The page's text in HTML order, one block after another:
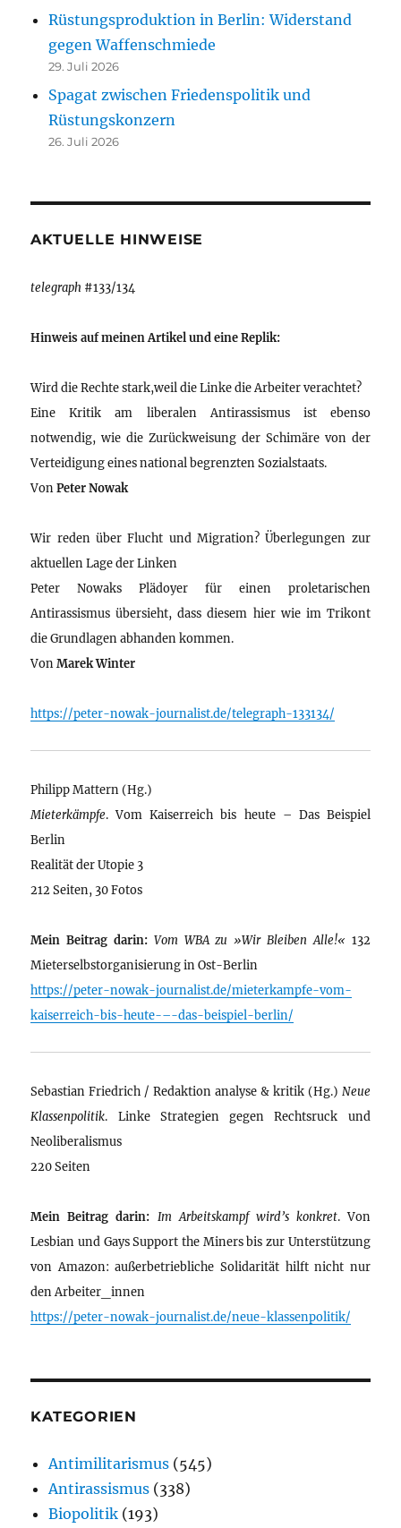
Rüstungsproduktion in Berlin: Widerstand
gegen Waffenschmiede
29. Juli 2026
Spagat zwischen Friedenspolitik und
Rüstungskonzern
26. Juli 2026
AKTUELLE HINWEISE
telegraph #133/134
Hinweis auf meinen Artikel und eine Replik:
Wird die Rechte stark,weil die Linke die Arbeiter verachtet?
Eine Kritik am liberalen Antirassismus ist ebenso
notwendig, wie die Zurückweisung der Schimäre von der
Verteidigung eines national begrenzten Sozialstaats.
VonPeter Nowak
Wir reden über Flucht und Migration? Überlegungen zur
aktuellen Lage der Linken
Peter Nowaks Plädoyer für einen proletarischen
Antirassismus übersieht, dass diesem hier wie im Trikont
die Grundlagen abhanden kommen.
VonMarek Winter
https://peter-nowak-journalist.de/telegraph-133134/
Philipp Mattern (Hg.)
Mieterkämpfe. Vom Kaiserreich bis heute – Das Beispiel
Berlin
Realität der Utopie 3
212 Seiten, 30 Fotos
Mein Beitrag darin: Vom WBA zu »Wir Bleiben Alle!« 132
Mieterselbstorganisierung in Ost-Berlin
https://peter-nowak-journalist.de/mieterkampfe-vom-
kaiserreich-bis-heute-–-das-beispiel-berlin/
Sebastian Friedrich / Redaktion analyse & kritik (Hg.) Neue
Klassenpolitik. Linke Strategien gegen Rechtsruck und
Neoliberalismus
220 Seiten
Mein Beitrag darin: Im Arbeitskampf wird’s konkret. Von
Lesbian und Gays Support the Miners bis zur Unterstützung
von Amazon: außerbetriebliche Solidarität hilft nicht nur
den Arbeiter_innen
https://peter-nowak-journalist.de/neue-klassenpolitik/
KATEGORIEN
Antimilitarismus (545)
Antirassismus (338)
Biopolitik (193)